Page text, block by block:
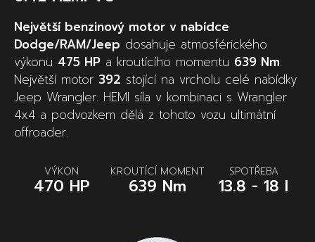
Největší benzinový motor v nabídce
Dodge/RAM/Jeep dosahuje atmosférického
výkonu 475 HP a kroutícího momentu 639 Nm.
Největší motor 392 stojící na vrcholu celé nabídky
Jeep Wrangler. HEMI síla v kombinaci s Wrangler
4x4 a podvozkem dělá z tohoto vozu ultimátní
offroader.
VÝKON
470 HP
KROUTÍCÍ MOMENT
639 Nm
SPOTŘEBA
13.8 - 18 l